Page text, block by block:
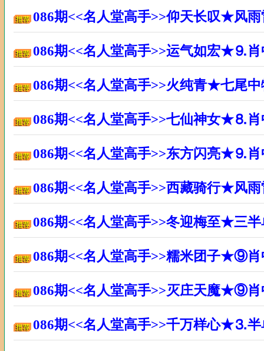
086期<<名人堂高手>>仰天长叹★风
086期<<名人堂高手>>运气如宏★⒐
086期<<名人堂高手>>火纯青★七尾
086期<<名人堂高手>>七仙神女★⒏
086期<<名人堂高手>>东方闪亮★⒐
086期<<名人堂高手>>西藏骑行★风
086期<<名人堂高手>>冬迎梅至★三
086期<<名人堂高手>>糯米团子★⑨
086期<<名人堂高手>>灭庄天魔★⑨
086期<<名人堂高手>>千万样心★⒊